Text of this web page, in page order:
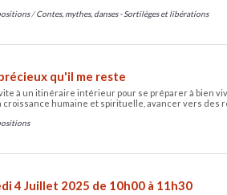
/Contes, mythes, danses - Sortilèges et libérations
qu'il me reste
à un itinéraire intérieur pour se préparer à bien
croissance humaine et spirituelle, avancer vers des
4 Juillet 2025 de 10h00 à 11h30